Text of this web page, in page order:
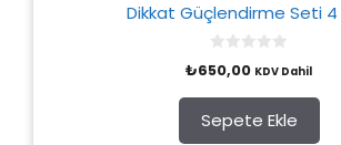
Dikkat Güçlendirme Seti 4
0
o
t
o
f
5
₺650,00 KDV Dahil
Sepete Ekle